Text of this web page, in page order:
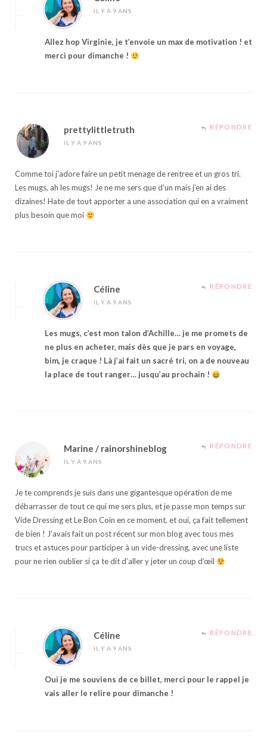
IL Y A 9 ANS
Allez hop Virginie, je t’envoie un max de motivation ! et
merci pour dimanche !
prettylittletruth
IL Y A 9 ANS
RÉPONDRE
Comme toi j’adore faire un petit menage de rentree et un gros tri.
Les mugs, ah les mugs! Je ne me sers que d’un mais j’en ai des
dizaines! Hate de tout apporter a une association qui en a vraiment
plus besoin que moi
Céline
IL Y A 9 ANS
RÉPONDRE
Les mugs, c’est mon talon d’Achille… je me promets de
ne plus en acheter, mais dès que je pars en voyage,
bim, je craque ! Là j’ai fait un sacré tri, on a de nouveau
la place de tout ranger… jusqu’au prochain !
Marine / rainorshineblog
IL Y A 9 ANS
RÉPONDRE
Je te comprends je suis dans une gigantesque opération de me
débarrasser de tout ce qui me sers plus, et je passe mon temps sur
Vide Dressing et Le Bon Coin en ce moment, et oui, ça fait tellement
de bien ! J’avais fait un post récent sur mon blog avec tous mes
trucs et astuces pour participer à un vide-dressing, avec une liste
pour ne rien oublier si ça te dit d’aller y jeter un coup d’œil
Céline
IL Y A 9 ANS
RÉPONDRE
Oui je me souviens de ce billet, merci pour le rappel je
vais aller le relire pour dimanche !